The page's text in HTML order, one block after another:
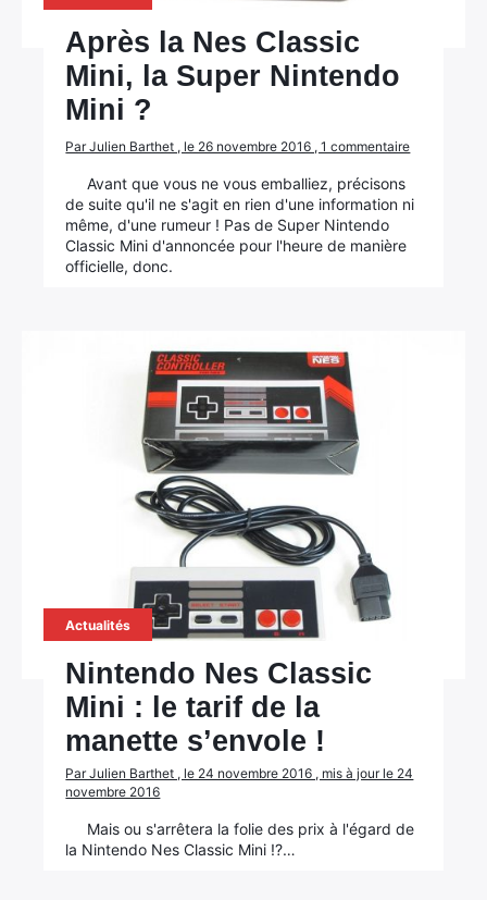
Après la Nes Classic
Mini, la Super Nintendo
Mini ?
Par Julien Barthet , le 26 novembre 2016 , 1 commentaire
Avant que vous ne vous emballiez, précisons
de suite qu'il ne s'agit en rien d'une information ni
même, d'une rumeur ! Pas de Super Nintendo
Classic Mini d'annoncée pour l'heure de manière
officielle, donc.
Actualités
Nintendo Nes Classic
Mini : le tarif de la
manette s’envole !
Par Julien Barthet , le 24 novembre 2016 , mis à jour le 24
novembre 2016
Mais ou s'arrêtera la folie des prix à l'égard de
la Nintendo Nes Classic Mini !?…
Rechercher